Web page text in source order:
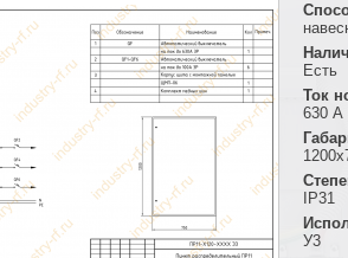
Есть
Ток
630 А
IP31
У3